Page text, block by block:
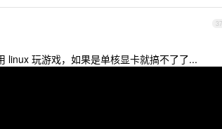
37
linux 玩游戏，如果是单核显卡就搞不了了...